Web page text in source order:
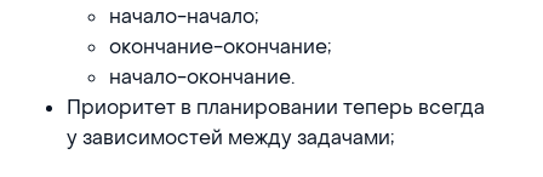
начало-начало;
окончание-окончание;
начало-окончание.
Приоритет в планировании теперь всегда
у зависимостей между задачами;